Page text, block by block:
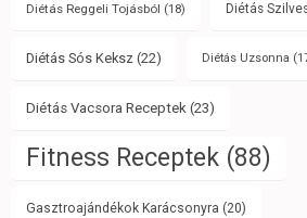
Diétás Reggeli Tojásból (18) Diétás
Diétás Sós Keksz (22) Diétás Uzsonna
Diétás Vacsora Receptek (23)
Fitness Receptek (88)
Gasztroajándékok Karácsonyra (20)